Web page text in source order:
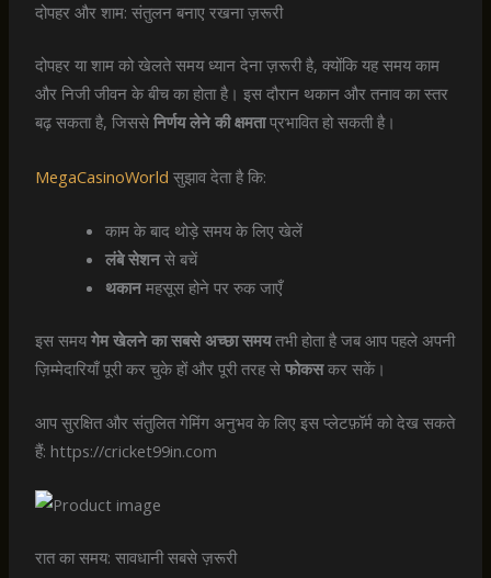
दोपहर और शाम: संतुलन बनाए रखना ज़रूरी
दोपहर या शाम को खेलते समय ध्यान देना ज़रूरी है, क्योंकि यह समय काम
और निजी जीवन के बीच का होता है। इस दौरान थकान और तनाव का स्तर
बढ़ सकता है, जिससे निर्णय लेने की क्षमताप्रभावित हो सकती है।
MegaCasinoWorld सुझाव देता है कि:
काम के बाद थोड़े समय के लिए खेलें
लंबे सेशनसे बचें
थकानमहसूस होने पर रुक जाएँ
इस समयगेम खेलने का सबसे अच्छा समयतभी होता है जब आप पहले अपनी
ज़िम्मेदारियाँ पूरी कर चुके हों और पूरी तरह से फोकसकर सकें।
आप सुरक्षित और संतुलित गेमिंग अनुभव के लिए इस प्लेटफ़ॉर्म को देख सकते
हैं: https://cricket99in.com
रात का समय: सावधानी सबसे ज़रूरी